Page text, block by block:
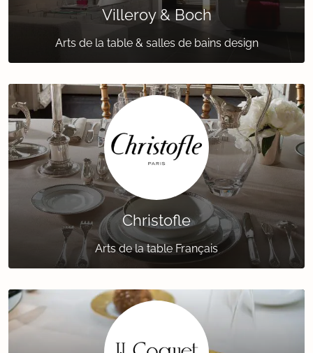
Villeroy & Boch
Arts de la table & salles de bains design
Christofle
Arts de la table Français